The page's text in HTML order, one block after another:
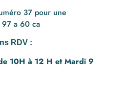
37 pour une
a 60 ca
RDV :
10H à 12 H et Mardi 9